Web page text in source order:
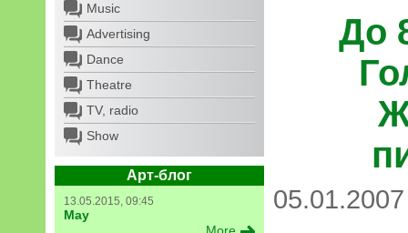
Music
Advertising
Dance
Theatre
TV, radio
Show
Арт-блог
13.05.2015, 09:45
May
До
05.01.2007